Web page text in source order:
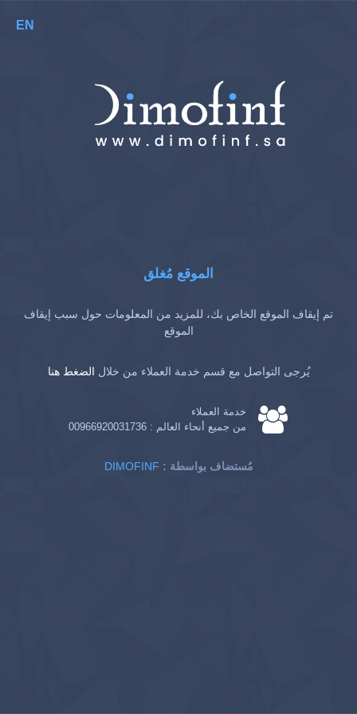
EN
الموقع مُغلق
تم إيقاف الموقع الخاص بك، للمزيد من المعلومات حول سبب إيقاف
الموقع
يُرجى التواصل مع قسم خدمة العملاء من خلال الضغط هنا
خدمة العملاء
من جميع أنحاء العالم : 00966920031736
DIMOFINF : مُستضاف بواسطة